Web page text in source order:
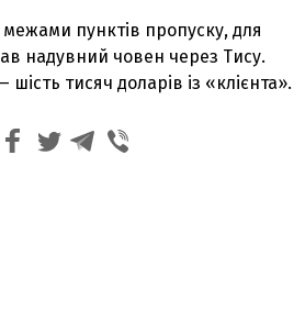
пунктів пропуску, для
надувний човен через Тису.
шість тисяч доларів із «клієнта».